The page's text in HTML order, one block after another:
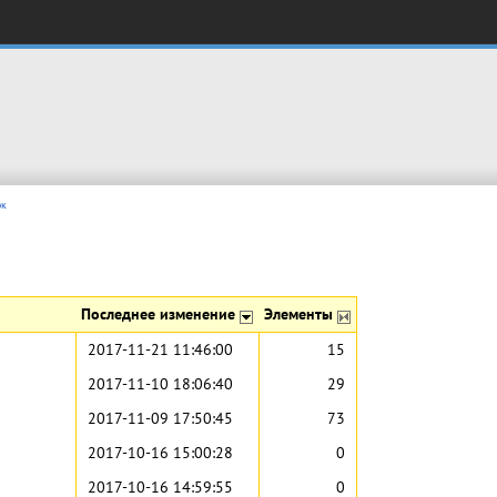
Последнее изменение
Элементы
2017-11-21 11:46:00
15
2017-11-10 18:06:40
29
2017-11-09 17:50:45
73
2017-10-16 15:00:28
0
2017-10-16 14:59:55
0